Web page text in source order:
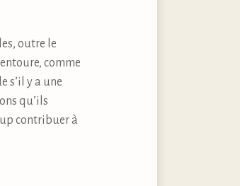
outre le
comme
s’il y a une
qu’ils
contribuer à